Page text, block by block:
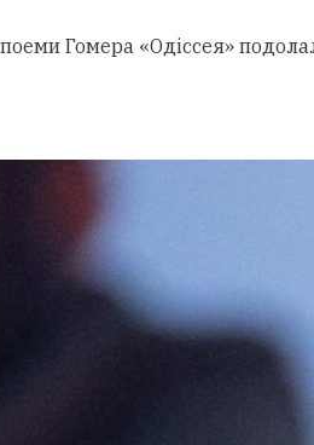
поеми Гомера «Одіссея»